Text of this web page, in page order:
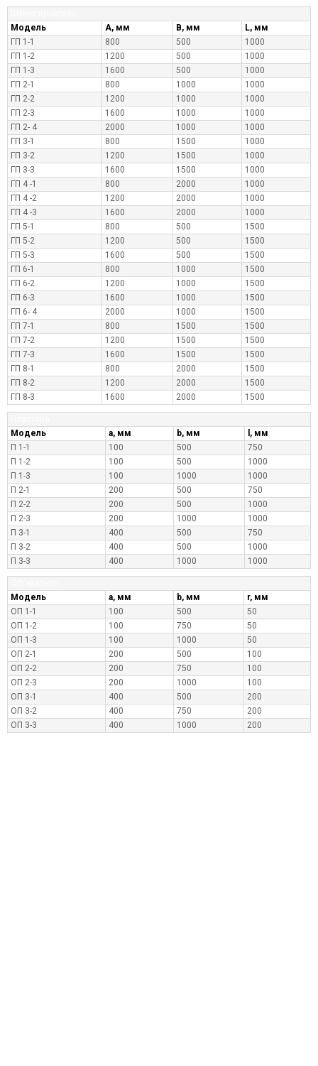
Модель
A, мм B, мм
L, мм
ГП 1-1
800 500
1000
ГП 1-2
1200 500
1000
ГП 1-3
1600 500
1000
ГП 2-1
800 1000
1000
ГП 2-2
1200 1000
1000
ГП 2-3
1600 1000
1000
ГП 2- 4
2000 1000
1000
ГП 3-1
800 1500
1000
ГП 3-2
1200 1500
1000
ГП 3-3
1600 1500
1000
ГП 4 -1
800 2000
1000
ГП 4 -2
1200 2000
1000
ГП 4 -3
1600 2000
1000
ГП 5-1
800 500
1500
ГП 5-2
1200 500
1500
ГП 5-3
1600 500
1500
ГП 6-1
800 1000
1500
ГП 6-2
1200 1000
1500
ГП 6-3
1600 1000
1500
ГП 6- 4
2000 1000
1500
ГП 7-1
800 1500
1500
ГП 7-2
1200 1500
1500
ГП 7-3
1600 1500
1500
ГП 8-1
800 2000
1500
ГП 8-2
1200 2000
1500
ГП 8-3
1600 2000 1500
Модель
a, мм b, мм
l, мм
П 1-1
100 500
750
П 1-2
100 500
1000
П 1-3
100 1000
1000
П 2-1
200 500
750
П 2-2
200 500
1000
П 2-3
200 1000
1000
П 3-1
400 500
750
П 3-2
400 500
1000
П 3-3
400 1000 1000
Модель
a, мм b, мм
r, мм
ОП 1-1
100 500
50
ОП 1-2
100 750
50
ОП 1-3
100 1000
50
ОП 2-1
200 500
100
ОП 2-2
200 750
100
ОП 2-3
200 1000
100
ОП 3-1
400 500
200
ОП 3-2
400 750
200
ОП 3-3
400 1000 200